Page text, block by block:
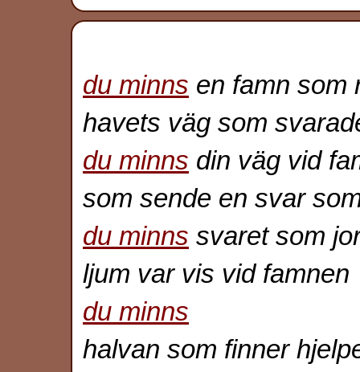
du minns en famn som
havets väg som
du minns din väg vid
som sende en svar
du minns svaret som
ljum var vis vid famnen
du minns
halvan som finner